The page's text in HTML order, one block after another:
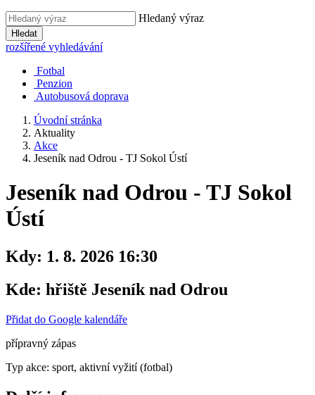
Hledaný výraz
Hledat
rozšířené vyhledávání
Fotbal
Penzion
Autobusová doprava
Úvodní stránka
Aktuality
Akce
Jeseník nad Odrou - TJ Sokol Ústí
Jeseník nad Odrou - TJ Sokol
Ústí
Kdy: 1. 8. 2026 16:30
Kde: hřiště Jeseník nad Odrou
Přidat do Google kalendáře
přípravný zápas
Typ akce: sport, aktivní vyžití (fotbal)